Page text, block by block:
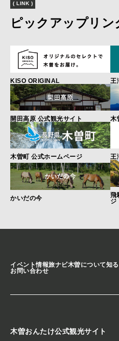
( LINK )
ピックアップリン
KISO ORIGINAL 王
開田高原 公式観光サイト 木
木曽町 公式ホームページ 王
かいだの今
飛
ジ
イベント情報旅ナビ木曽について知る
お問い合わせ
木曽おんたけ公式観光サイト